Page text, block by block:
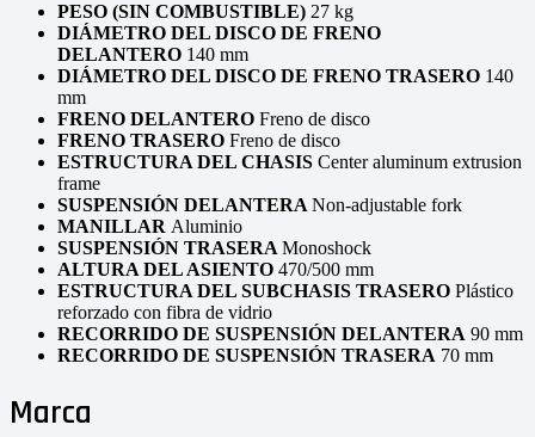
PESO (SIN COMBUSTIBLE) 27 kg
DIÁMETRO DEL DISCO DE FRENO
DELANTERO 140 mm
DIÁMETRO DEL DISCO DE FRENO TRASERO 140
mm
FRENO DELANTERO Freno de disco
FRENO TRASERO Freno de disco
ESTRUCTURA DEL CHASIS Center aluminum extrusion
frame
SUSPENSIÓN DELANTERA Non-adjustable fork
MANILLAR Aluminio
SUSPENSIÓN TRASERA Monoshock
ALTURA DEL ASIENTO 470/500 mm
ESTRUCTURA DEL SUBCHASIS TRASERO Plástico
reforzado con fibra de vidrio
RECORRIDO DE SUSPENSIÓN DELANTERA 90 mm
RECORRIDO DE SUSPENSIÓN TRASERA 70 mm
Marca